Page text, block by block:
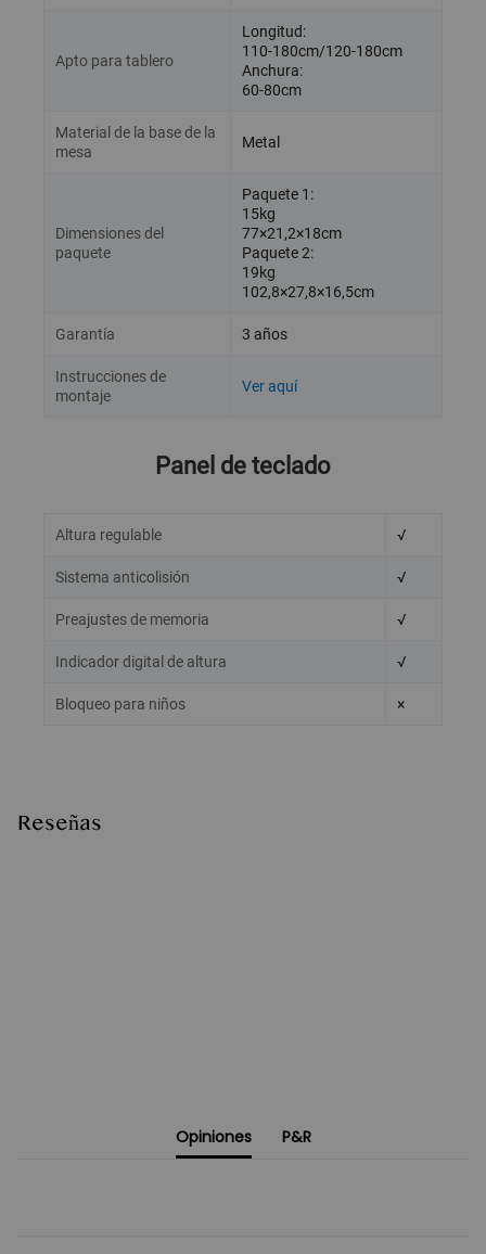
Apto para tablero
Longitud:
110-180cm/120-180cm
Anchura:
60-80cm
Material de la base de la
mesa
Metal
Dimensiones del
paquete
Paquete 1:
15kg
77×21,2×18cm
Paquete 2:
19kg
102,8×27,8×16,5cm
Garantía 3 años
Instrucciones de
montaje
Ver aquí
Panel de teclado
Altura regulable √
Sistema anticolisión √
Preajustes de memoria √
Indicador digital de altura √
Bloqueo para niños ×
Reseñas
Opiniones P&R